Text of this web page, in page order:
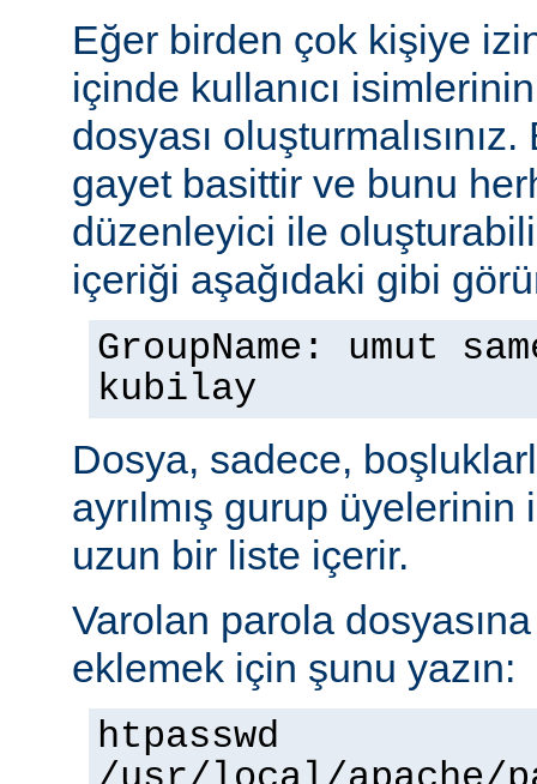
Eğer birden çok kişiye
içinde kullanıcı
dosyası
gayet basittir ve bunu
düzenleyici ile
içeriği aşağıdaki gibi
GroupName: umut
kubilay
Dosya, sadece,
ayrılmış gurup
uzun bir liste içerir.
Varolan parola dosyasına
eklemek için şunu yazın:
htpasswd